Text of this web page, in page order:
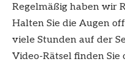
Regelmäßig haben wir
Halten Sie die Augen
viele Stunden auf der
Video-Rätsel finden